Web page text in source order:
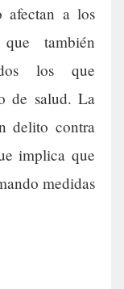
afectan a los
también
los que
de salud. La
delito contra
implica que
medidas